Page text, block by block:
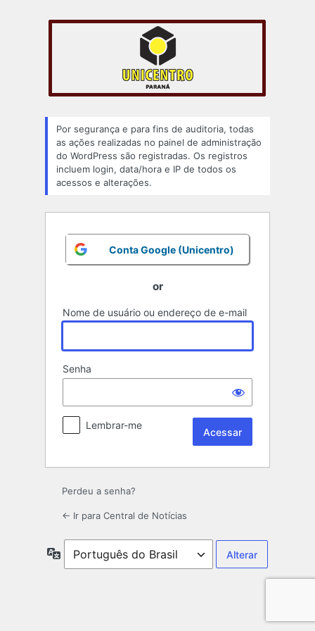
Por segurança e para fins de auditoria, todas
as ações realizadas no painel de administração
do WordPress são registradas. Os registros
incluem login, data/hora e IP de todos os
acessos e alterações.
Conta Google (Unicentro)
or
Nome de usuário ou endereço de e-mail
Senha
Lembrar-me
Perdeu a senha?
← Ir para Central de Notícias
Idioma